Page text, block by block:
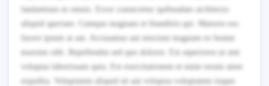
laudantium ut omnis. Error consectetur quibusdam architecto
aliquid aperiam. Cumque magnam et blanditiis qui. Maiores eos
facere ipsum at aut. Accusamus aut nesciunt magnam ex beatae
maxime odit. Repellendus sed quo dolores. Est asperiores ut sint
voluptas laboriosam quia. Est exercitationem et enim rerum amet
expedita. Voluptatem aliquid sit aut voluptas voluptatem itaque.